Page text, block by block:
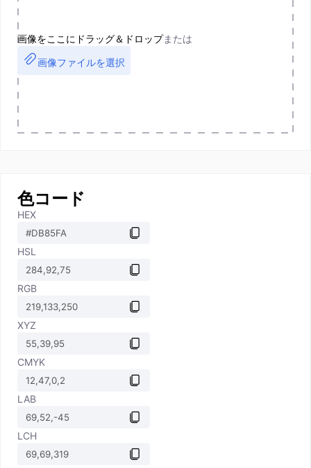
画像をここにドラッグ＆ドロップまたは
画像ファイルを選択
色コード
HEX
HSL
RGB
XYZ
CMYK
LAB
LCH